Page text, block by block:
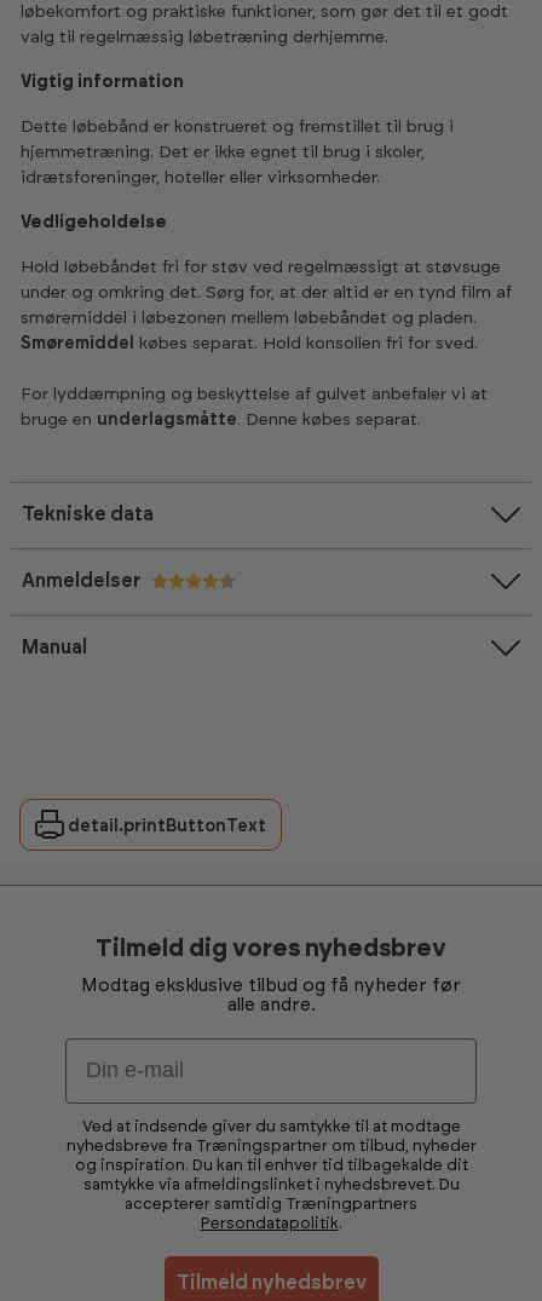
løbekomfort og praktiske funktioner, som gør det til et godt
valg til regelmæssig løbetræning derhjemme.
Vigtig information
Dette løbebånd er konstrueret og fremstillet til brug i
hjemmetræning. Det er ikke egnet til brug i skoler,
idrætsforeninger, hoteller eller virksomheder.
Vedligeholdelse
Hold løbebåndet fri for støv ved regelmæssigt at støvsuge
under og omkring det. Sørg for, at der altid er en tynd film af
smøremiddel i løbezonen mellem løbebåndet og pladen.
Smøremiddel
købes separat. Hold konsollen fri for sved.
For lyddæmpning og beskyttelse af gulvet anbefaler vi at
bruge en underlagsmåtte. Denne købes separat.
Tekniske data
Anmeldelser
Manual
detail.printButtonText
Tilmeld dig vores nyhedsbrev
Modtag eksklusive tilbud og få nyheder før
alle andre.
Email
Ved at indsende giver du samtykke til at modtage
nyhedsbreve fra Træningspartner om tilbud, nyheder
og inspiration. Du kan til enhver tid tilbagekalde dit
samtykke via afmeldingslinket i nyhedsbrevet. Du
accepterer samtidig Træningpartners
Persondatapolitik.
Tilmeld nyhedsbrev